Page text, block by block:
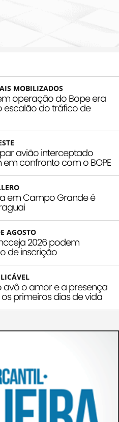
MOBILIZADOS
operação do Bope era
escalão do tráfico de
avião interceptado
em confronto com o BOPE
em Campo Grande é
AGOSTO
2026 podem
de inscrição
avô o amor e a presença
primeiros dias de vida